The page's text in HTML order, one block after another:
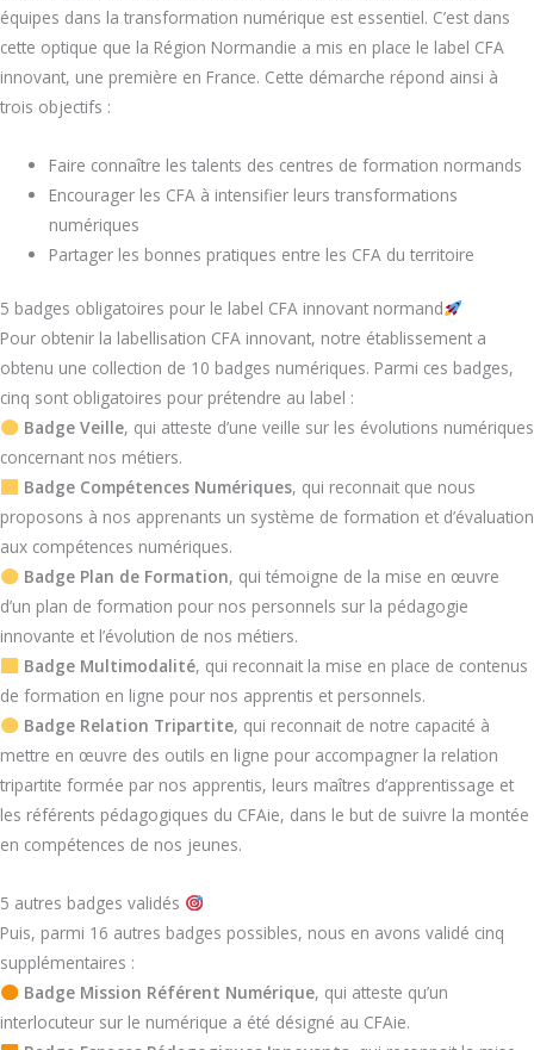
équipes dans la transformation numérique est essentiel. C’est dans
cette optique que la Région Normandie a mis en place le label CFA
innovant, une première en France. Cette démarche répond ainsi à
trois objectifs :
Faire connaître les talents des centres de formation normands
Encourager les CFA à intensifier leurs transformations
numériques
Partager les bonnes pratiques entre les CFA du territoire
5 badges obligatoires pour le label CFA innovant normand
Pour obtenir la labellisation CFA innovant, notre établissement a
obtenu une collection de 10 badges numériques. Parmi ces badges,
cinq sont obligatoires pour prétendre au label :
Badge Veille, qui atteste d’une veille sur les évolutions numériques
concernant nos métiers.
Badge Compétences Numériques, qui reconnait que nous
proposons à nos apprenants un système de formation et d’évaluation
aux compétences numériques.
Badge Plan de Formation, qui témoigne de la mise en œuvre
d’un plan de formation pour nos personnels sur la pédagogie
innovante et l’évolution de nos métiers.
Badge Multimodalité, qui reconnait la mise en place de contenus
de formation en ligne pour nos apprentis et personnels.
Badge Relation Tripartite, qui reconnait de notre capacité à
mettre en œuvre des outils en ligne pour accompagner la relation
tripartite formée par nos apprentis, leurs maîtres d’apprentissage et
les référents pédagogiques du CFAie, dans le but de suivre la montée
en compétences de nos jeunes.
5 autres badges validés
Puis, parmi 16 autres badges possibles, nous en avons validé cinq
supplémentaires :
Badge Mission Référent Numérique, qui atteste qu’un
interlocuteur sur le numérique a été désigné au CFAie.